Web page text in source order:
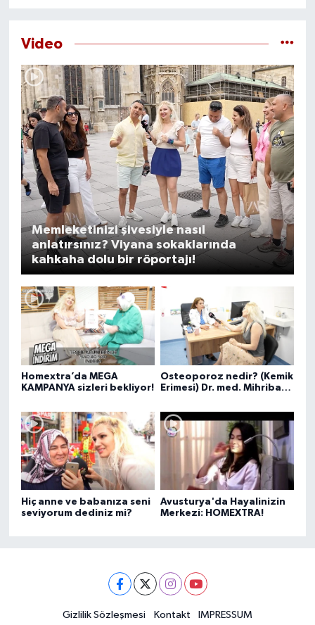
Video
Homextra’da MEGA
KAMPANYA sizleri bekliyor!
Osteoporoz nedir? (Kemik
Erimesi) Dr. med. Mihriban
Memleketinizi şivesiyle nasıl
anlatırsınız? Viyana sokaklarında
kahkaha dolu bir röportajı!
Hiç anne ve babanıza seni
seviyorum dediniz mi?
Avusturya'da Hayalinizin
Merkezi: HOMEXTRA!
Gizlilik Sözleşmesi Kontakt IMPRESSUM